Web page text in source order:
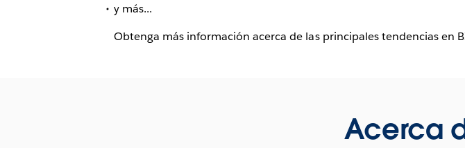
y más...
Obtenga más información acerca de las principales tendencias en
Acerca